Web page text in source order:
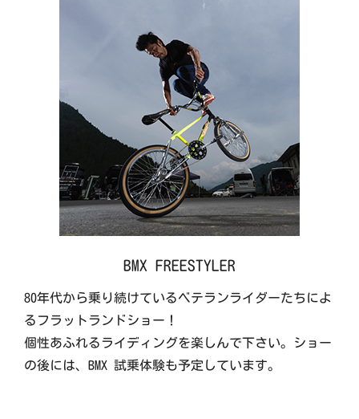
BMX FREESTYLER
80年代から乗り続けているベテランライダーたちによ
るフラットランドショー！
個性あふれるライディングを楽しんで下さい。ショー
の後には、BMX 試乗体験も予定しています。